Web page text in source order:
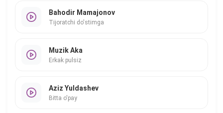
Bahodir Mamajonov
Tijoratchi do'stimga
Muzik Aka
Erkak pulsiz
Aziz Yuldashev
Bitta o'pay